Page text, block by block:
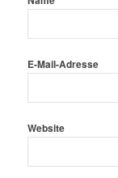
E-Mail-Adresse
Website